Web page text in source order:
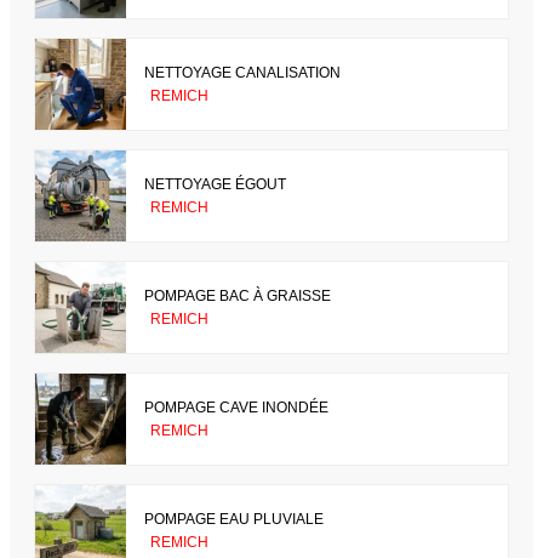
NETTOYAGE CANALISATION
REMICH
NETTOYAGE ÉGOUT
REMICH
POMPAGE BAC À GRAISSE
REMICH
POMPAGE CAVE INONDÉE
REMICH
POMPAGE EAU PLUVIALE
REMICH